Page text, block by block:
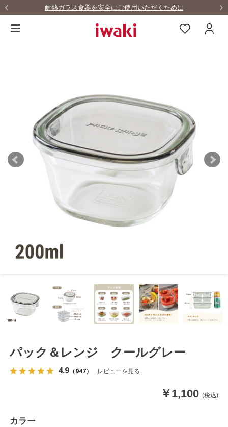
耐熱ガラス食器を安全にご使用いただくために
パック＆レンジ クールグレー
4.9 （947） レビューを見る
￥1,100 (税込)
カラー